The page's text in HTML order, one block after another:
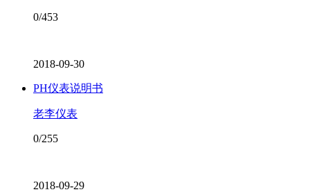
0/453
2018-09-30
PH仪表说明书
老李仪表
0/255
2018-09-29